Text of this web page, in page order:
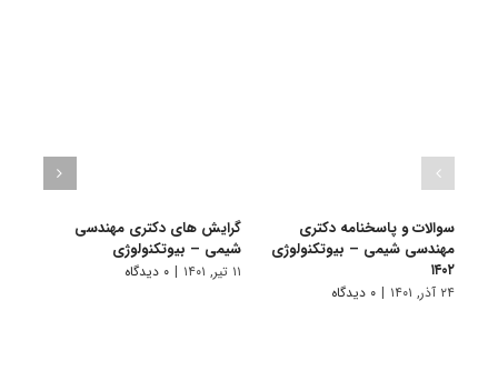
سوالات و پاسخنامه دکتری
مهندسی شیمی – بیوتکنولوژی
۱۴۰۲
۲۴ آذر, ۱۴۰۱ | ۰ دیدگاه
گرایش های دکتری مهندسی
شیمی – ﺑﻴﻮﺗﻜﻨﻮﻟﻮژی
۱۱ تیر, ۱۴۰۱ | ۰ دیدگاه